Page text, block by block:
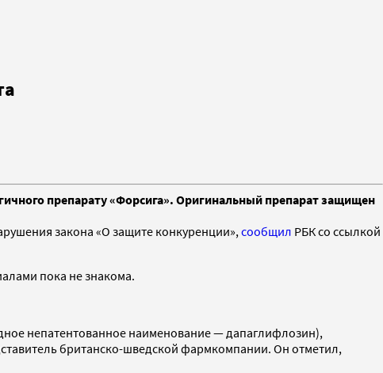
препарату «Форсига». Оригинальный препарат защищен
закона «О защите конкуренции», сообщил РБК со ссылкой
пока не знакома.
непатентованное наименование — дапаглифлозин),
британско-шведской фармкомпании. Он отметил,